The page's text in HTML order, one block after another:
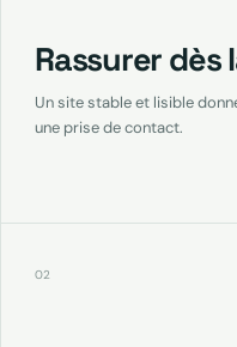
Rassurer dès
Un site stable et lisible
une prise de contact.
02